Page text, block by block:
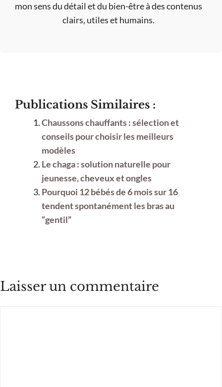
mon sens du détail et du bien-être à des contenus
clairs, utiles et humains.
Publications Similaires :
Chaussons chauffants : sélection et
conseils pour choisir les meilleurs
modèles
Le chaga : solution naturelle pour
jeunesse, cheveux et ongles
Pourquoi 12 bébés de 6 mois sur 16
tendent spontanément les bras au
“gentil”
Laisser un commentaire